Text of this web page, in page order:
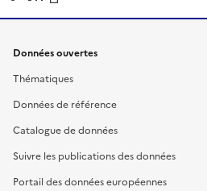
Données ouvertes
Thématiques
Données de référence
Catalogue de données
Suivre les publications des données
Portail des données européennes